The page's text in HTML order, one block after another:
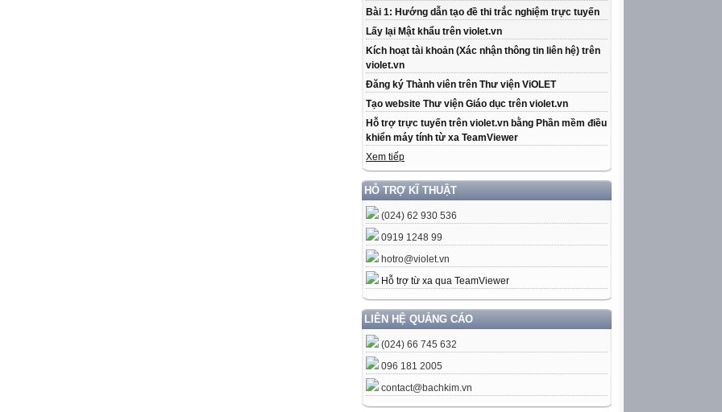
Bài 1: Hướng dẫn tạo đề thi trắc nghiệm trực tuyến
Lấy lại Mật khẩu trên violet.vn
Kích hoạt tài khoản (Xác nhận thông tin liên hệ) trên
violet.vn
Đăng ký Thành viên trên Thư viện ViOLET
Tạo website Thư viện Giáo dục trên violet.vn
Hỗ trợ trực tuyến trên violet.vn bằng Phần mềm điều
khiển máy tính từ xa TeamViewer
Xem tiếp
HỖ TRỢ KĨ THUẬT
(024) 62 930 536
0919 1248 99
hotro@violet.vn
Hỗ trợ từ xa qua TeamViewer
LIÊN HỆ QUẢNG CÁO
(024) 66 745 632
096 181 2005
contact@bachkim.vn